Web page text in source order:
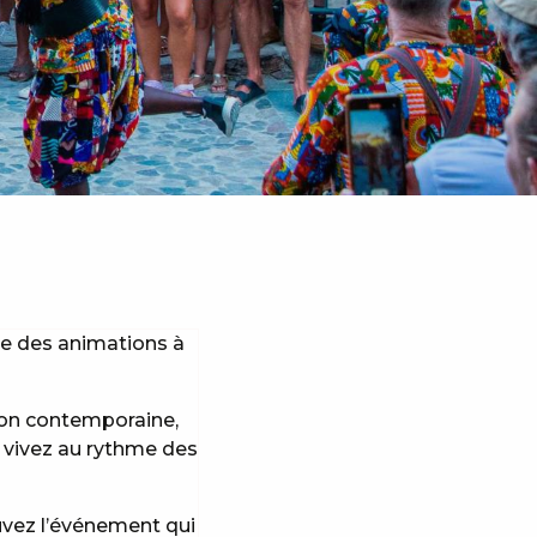
des animations à
contemporaine,
au rythme des
l’événement qui